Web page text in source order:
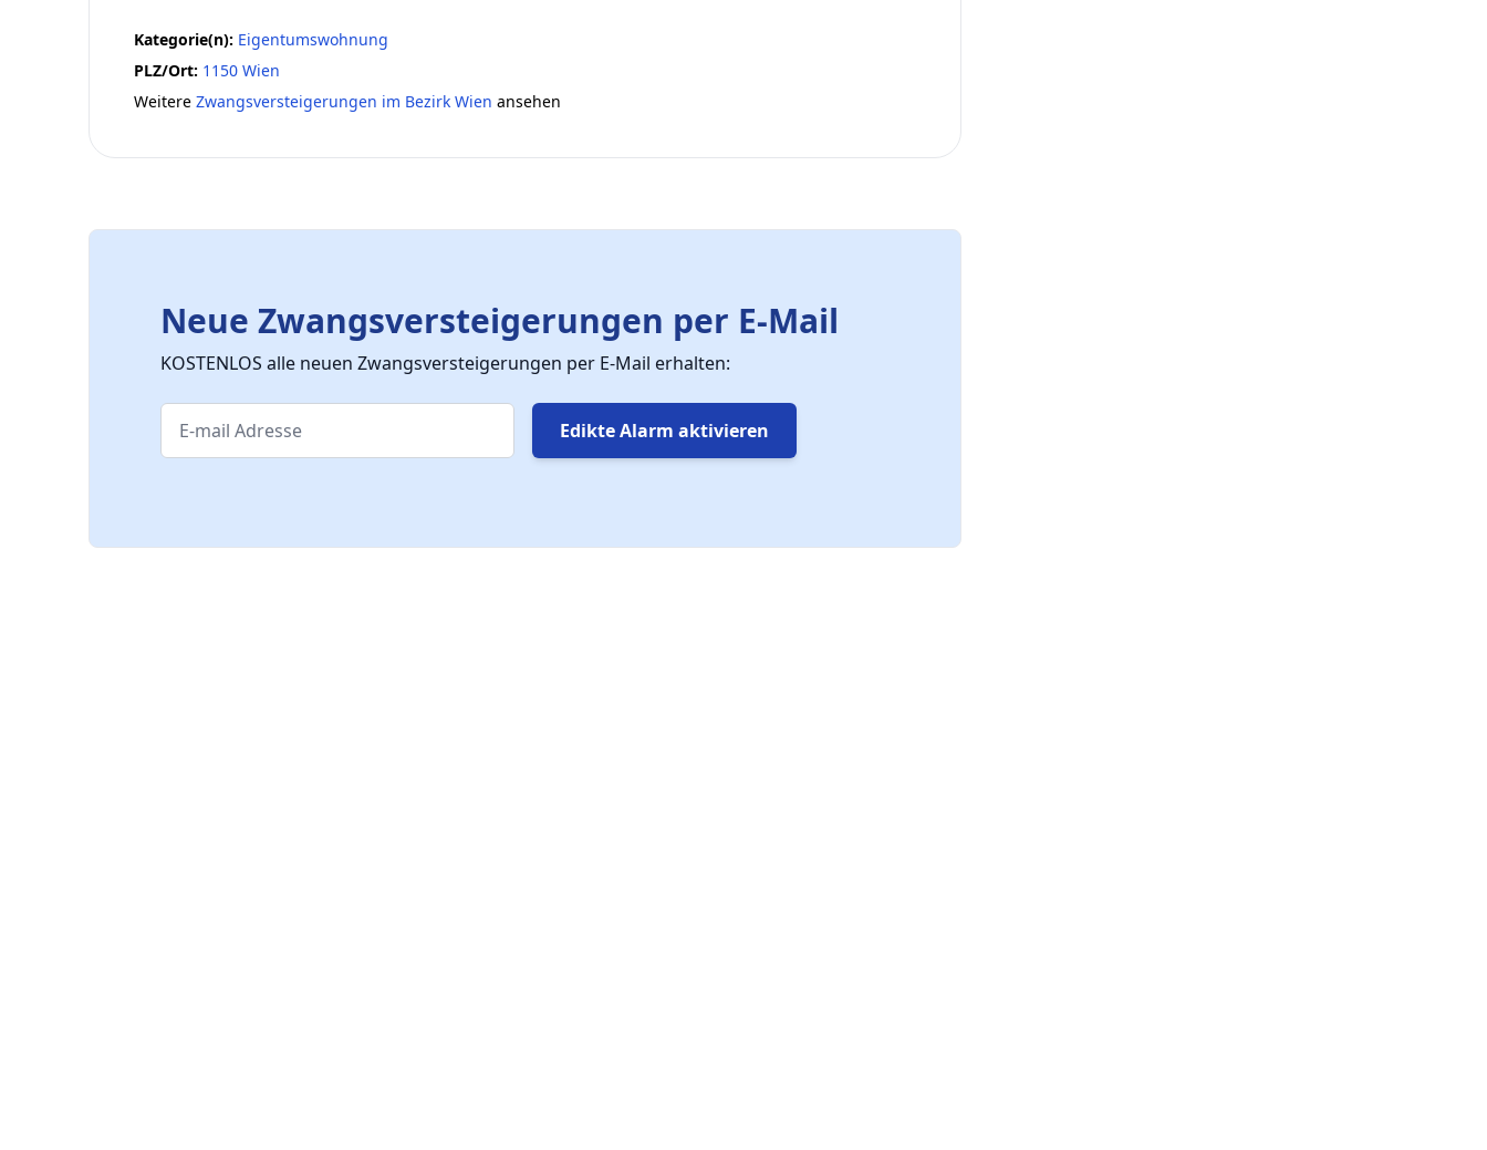
Kategorie(n): Eigentumswohnung
PLZ/Ort: 1150 Wien
Weitere Zwangsversteigerungen im Bezirk Wien ansehen
Neue Zwangsversteigerungen per E-Mail
KOSTENLOS alle neuen Zwangsversteigerungen per E-Mail erhalten:
Edikte Alarm aktivieren